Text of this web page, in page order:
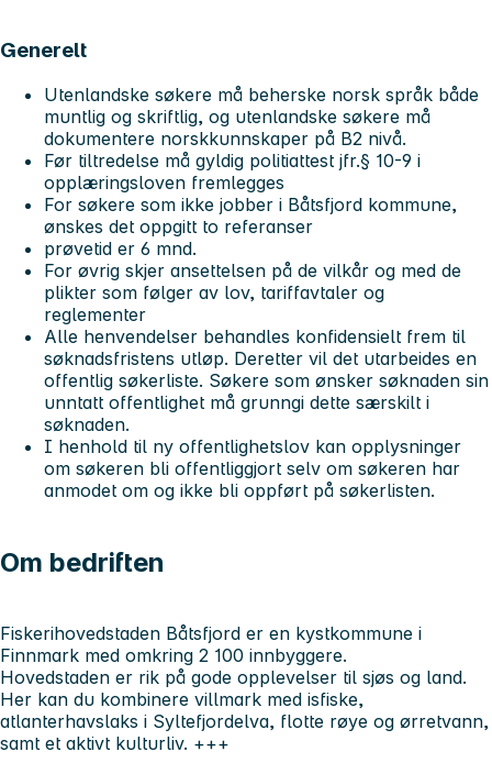
Generelt
Utenlandske søkere må beherske norsk språk både
muntlig og skriftlig, og utenlandske søkere må
dokumentere norskkunnskaper på B2 nivå.
Før tiltredelse må gyldig politiattest jfr.§ 10-9 i
opplæringsloven fremlegges
For søkere som ikke jobber i Båtsfjord kommune,
ønskes det oppgitt to referanser
prøvetid er 6 mnd.
For øvrig skjer ansettelsen på de vilkår og med de
plikter som følger av lov, tariffavtaler og
reglementer
Alle henvendelser behandles konfidensielt frem til
søknadsfristens utløp. Deretter vil det utarbeides en
offentlig søkerliste. Søkere som ønsker søknaden sin
unntatt offentlighet må grunngi dette særskilt i
søknaden.
I henhold til ny offentlighetslov kan opplysninger
om søkeren bli offentliggjort selv om søkeren har
anmodet om og ikke bli oppført på søkerlisten.
Om bedriften
Fiskerihovedstaden Båtsfjord er en kystkommune i
Finnmark med omkring 2 100 innbyggere.
Hovedstaden er rik på gode opplevelser til sjøs og land.
Her kan du kombinere villmark med isfiske,
atlanterhavslaks i Syltefjordelva, flotte røye og ørretvann,
samt et aktivt kulturliv. +++